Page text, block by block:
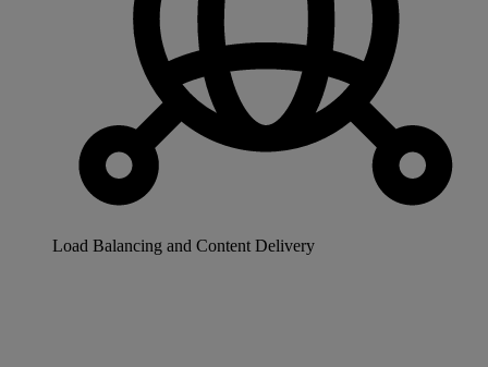
Load Balancing and Content Delivery